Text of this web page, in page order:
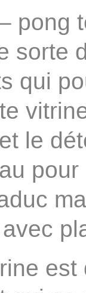
pong
sorte
qui
le